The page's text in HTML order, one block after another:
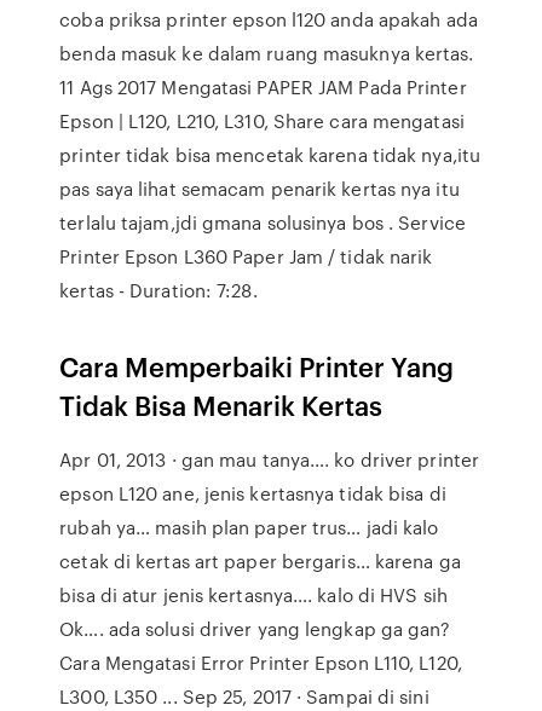
coba priksa printer epson l120 anda apakah ada
benda masuk ke dalam ruang masuknya kertas.
11 Ags 2017 Mengatasi PAPER JAM Pada Printer
Epson | L120, L210, L310, Share cara mengatasi
printer tidak bisa mencetak karena tidak nya,itu
pas saya lihat semacam penarik kertas nya itu
terlalu tajam,jdi gmana solusinya bos . Service
Printer Epson L360 Paper Jam / tidak narik
kertas - Duration: 7:28.
Cara Memperbaiki Printer Yang
Tidak Bisa Menarik Kertas
Apr 01, 2013 · gan mau tanya…. ko driver printer
epson L120 ane, jenis kertasnya tidak bisa di
rubah ya… masih plan paper trus… jadi kalo
cetak di kertas art paper bergaris… karena ga
bisa di atur jenis kertasnya…. kalo di HVS sih
Ok…. ada solusi driver yang lengkap ga gan?
Cara Mengatasi Error Printer Epson L110, L120,
L300, L350 ... Sep 25, 2017 · Sampai di sini